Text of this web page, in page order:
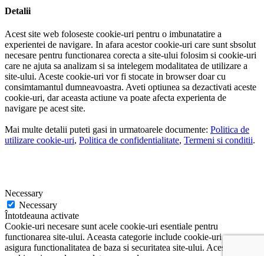
Detalii
Acest site web foloseste cookie-uri pentru o imbunatatire a
experientei de navigare. In afara acestor cookie-uri care sunt sbsolut
necesare pentru functionarea corecta a site-ului folosim si cookie-uri
care ne ajuta sa analizam si sa intelegem modalitatea de utilizare a
site-ului. Aceste cookie-uri vor fi stocate in browser doar cu
consimtamantul dumneavoastra. Aveti optiunea sa dezactivati aceste
cookie-uri, dar aceasta actiune va poate afecta experienta de
navigare pe acest site.
Mai multe detalii puteti gasi in urmatoarele documente: Politica de
utilizare cookie-uri, Politica de confidentialitate, Termeni si conditii.
Necessary
Necessary
Întotdeauna activate
Cookie-uri necesare sunt acele cookie-uri esentiale pentru
functionarea site-ului. Aceasta categorie include cookie-uri ce
asigura functionalitatea de baza si securitatea site-ului. Aceste